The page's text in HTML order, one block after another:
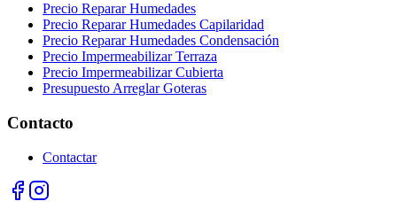
Precio Reparar Humedades
Precio Reparar Humedades Capilaridad
Precio Reparar Humedades Condensación
Precio Impermeabilizar Terraza
Precio Impermeabilizar Cubierta
Presupuesto Arreglar Goteras
Contacto
Contactar